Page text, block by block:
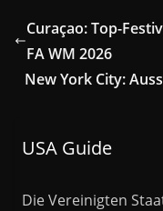
Curaçao: Top-
FA WM 2026
New York City:
USA Guide
Die Vereinigten